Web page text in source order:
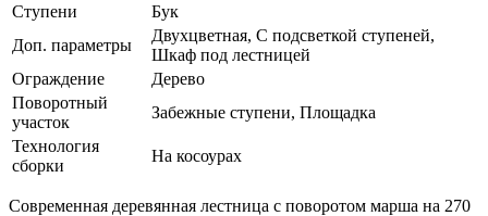
Ступени
Бук
Доп. параметры
Двухцветная, С подсветкой ступеней,
Шкаф под лестницей
Ограждение
Дерево
Поворотный
участок
Забежные ступени, Площадка
Технология
сборки
На косоурах
Современная деревянная лестница с поворотом марша на 270